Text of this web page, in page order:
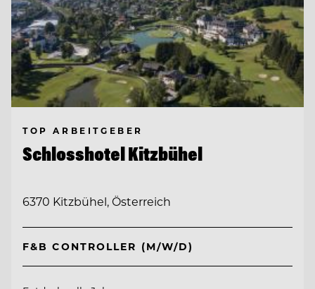
TOP ARBEITGEBER
Schlosshotel Kitzbühel
6370 Kitzbühel, Österreich
F&B CONTROLLER (M/W/D)